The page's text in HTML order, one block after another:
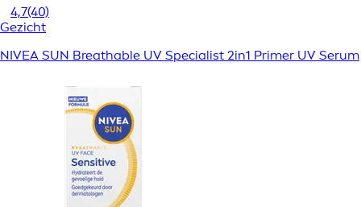
4,7(40)
Gezicht
NIVEA SUN Breathable UV Specialist 2in1 Primer UV Serum